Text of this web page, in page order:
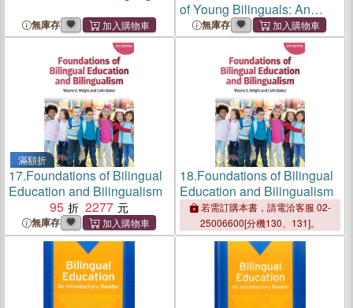
無庫存
of Young Bilinguals: An
Introduction for
Professionals
無庫存
滿額折
17.Foundations of Bilingual
Education and Bilingualism
95
2277
無庫存
18.Foundations of Bilingual
Education and Bilingualism
若需訂購本書，請電洽客服 02-
25006600[分機130、131]。